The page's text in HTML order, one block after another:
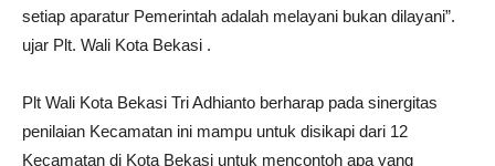
setiap aparatur Pemerintah adalah melayani bukan dilayani”.
ujar Plt. Wali Kota Bekasi .
Plt Wali Kota Bekasi Tri Adhianto berharap pada sinergitas
penilaian Kecamatan ini mampu untuk disikapi dari 12
Kecamatan di Kota Bekasi untuk mencontoh apa yang